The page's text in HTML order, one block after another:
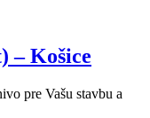
– Košice
pre Vašu stavbu a